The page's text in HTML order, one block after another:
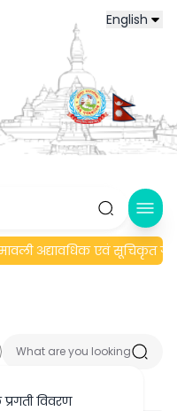
English
अद्यावधिक एवं सूचिकृत
प्रगती विवरण